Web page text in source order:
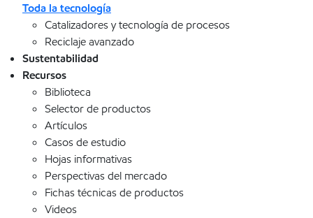
Toda la tecnología
Catalizadores y tecnología de procesos
Reciclaje avanzado
Sustentabilidad
Recursos
Biblioteca
Selector de productos
Artículos
Casos de estudio
Hojas informativas
Perspectivas del mercado
Fichas técnicas de productos
Videos